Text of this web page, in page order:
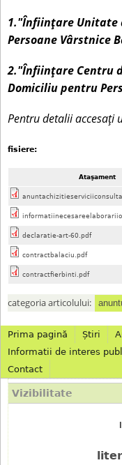
i
1."Înființare Unitate
Persoane Vârstnice
2."Înființare Centru
Domiciliu pentru
Pentru detalii accesați
fisiere:
Ataşament
declaratie-art-60.pdf
contractbalaciu.pdf
contractfierbinti.pdf
categoria articolului:
M
e
n
i
Prima pagină Știri
Informatii de interes
Contact
Vizibilitate